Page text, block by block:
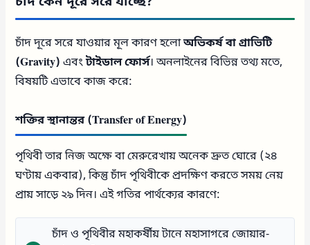
চাঁদ দূরে সরে যাওয়ার মূল কারণ হলোঅভিকর্ষ বা গ্রাভিটি
(Gravity) এবংটাইডাল ফোর্স। অনলাইনের বিভিন্ন তথ্য মতে,
বিষয়টি এভাবে কাজ করে:
শক্তির স্থানান্তর (Transfer of Energy)
পৃথিবী তার নিজ অক্ষে বা মেরুরেখায় অনেক দ্রুত ঘোরে (২৪
ঘণ্টায় একবার), কিন্তু চাঁদ পৃথিবীকে প্রদক্ষিণ করতে সময় নেয়
প্রায় সাড়ে ২৯ দিন। এই গতির পার্থক্যের কারণে:
চাঁদ ও পৃথিবীর মহাকর্ষীয় টানে মহাসাগরে জোয়ার-